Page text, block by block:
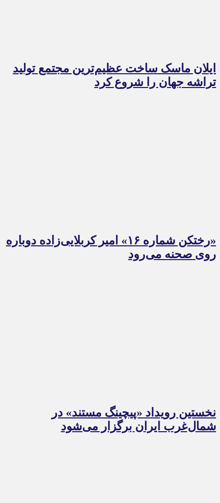
ایلان ماسک ساخت عظیم‌ترین مجتمع تولید
تراشه جهان را شروع کرد
«رختکن شماره ۱۶» امیر کربلایی‌زاده دوباره
روی صحنه می‌رود
نخستین رویداد «پیچینگ مستند» در
شمال‌غرب ایران برگزار می‌شود